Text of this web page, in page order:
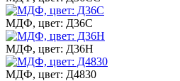
МДФ, цвет: Д36С
МДФ, цвет: Д36Н
МДФ, цвет: Д4830